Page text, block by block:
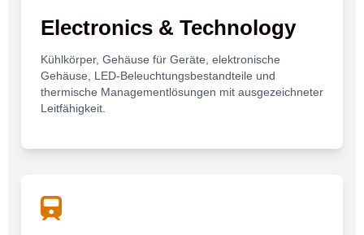
Electronics & Technology
Kühlkörper, Gehäuse für Geräte, elektronische
Gehäuse, LED-Beleuchtungsbestandteile und
thermische Managementlösungen mit ausgezeichneter
Leitfähigkeit.